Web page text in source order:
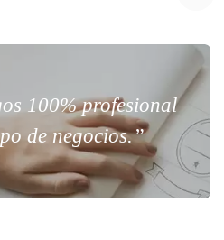
100% profesional
de negocios.”